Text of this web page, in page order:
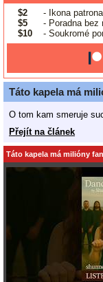
$2
- Ikona
$5
- Poradna bez
$10
- Soukromé
Táto kapela má
O tom kam smeruje
Přejít na článek
Táto kapela má milióny